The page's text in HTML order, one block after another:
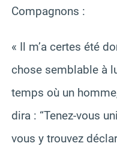
Compagnons :
« Il m’a certes été
chose semblable à
temps où un
dira : “Tenez-vous
vous y trouvez